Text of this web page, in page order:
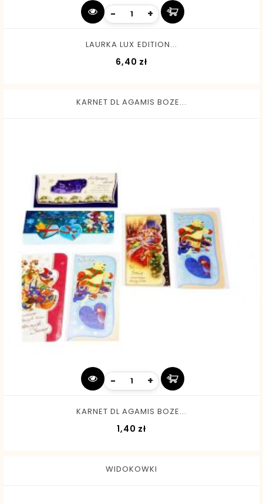
- +
LAURKA LUX EDITION...
6,40 zł
KARNET DL AGAMIS BOZE...
- +
KARNET DL AGAMIS BOZE...
1,40 zł
WIDOKOWKI